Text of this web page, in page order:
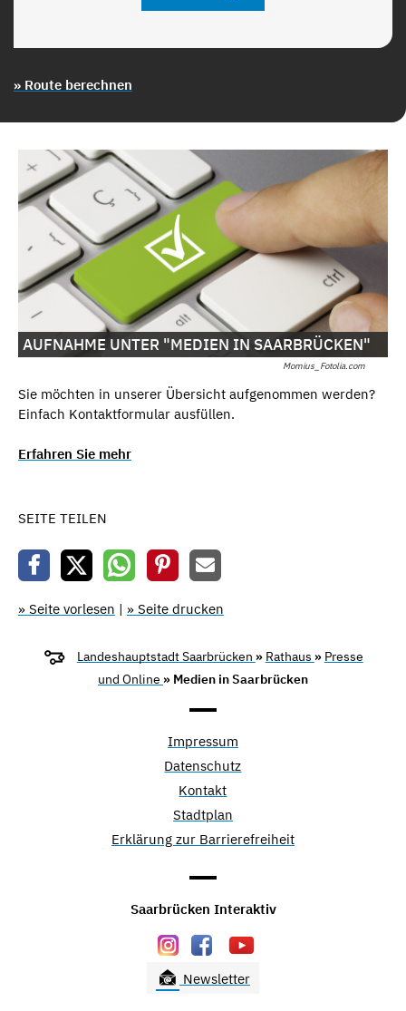
» Route berechnen
Momius_Fotolia.com
AUFNAHME UNTER "MEDIEN IN SAARBRÜCKEN"
Sie möchten in unserer Übersicht aufgenommen werden?
Einfach Kontaktformular ausfüllen.
Erfahren Sie mehr
SEITE TEILEN
» Seite vorlesen | » Seite drucken
Landeshauptstadt Saarbrücken » Rathaus » Presse
und Online » Medien in Saarbrücken
Impressum
Datenschutz
Kontakt
Stadtplan
Erklärung zur Barrierefreiheit
Saarbrücken Interaktiv
Newsletter